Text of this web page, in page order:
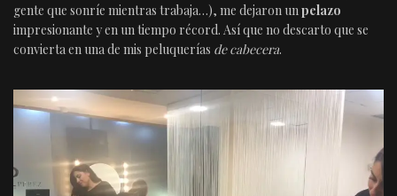
gente que sonríe mientras trabaja…), me dejaron un pelazo
impresionante y en un tiempo récord. Así que no descarto que se
convierta en una de mis peluquerías de cabecera.